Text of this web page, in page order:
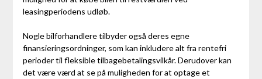
leasingperiodens udløb.
Nogle bilforhandlere tilbyder også deres egne
finansieringsordninger, som kan inkludere alt fra rentefri
perioder til fleksible tilbagebetalingsvilkår. Derudover kan
det være værd at se på muligheden for at optage et